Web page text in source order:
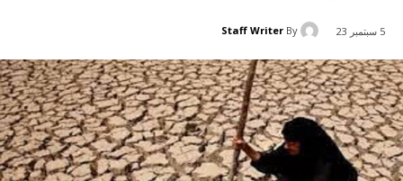
5 سبتمبر 23 By
Staff Writer